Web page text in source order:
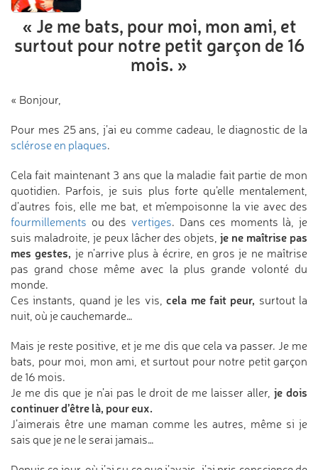
« Je me bats, pour moi, mon ami, et
surtout pour notre petit garçon de 16
mois. »
« Bonjour,
Pour mes 25 ans, j’ai eu comme cadeau, le diagnostic de la
sclérose en plaques.
Cela fait maintenant 3 ans que la maladie fait partie de mon
quotidien. Parfois, je suis plus forte qu’elle mentalement,
d’autres fois, elle me bat, et m’empoisonne la vie avec des
fourmillements ou des vertiges. Dans ces moments là, je
suis maladroite, je peux lâcher des objets,je ne maîtrise pas
mes gestes, je n’arrive plus à écrire, en gros je ne maîtrise
pas grand chose même avec la plus grande volonté du
monde.
Ces instants, quand je les vis,cela me fait peur, surtout la
nuit, où je cauchemarde…
Mais je reste positive, et je me dis que cela va passer. Je me
bats, pour moi, mon ami, et surtout pour notre petit garçon
de 16 mois.
Je me dis que je n’ai pas le droit de me laisser aller,je dois
continuer d’être là, pour eux.
J’aimerais être une maman comme les autres, même si je
sais que je ne le serai jamais…